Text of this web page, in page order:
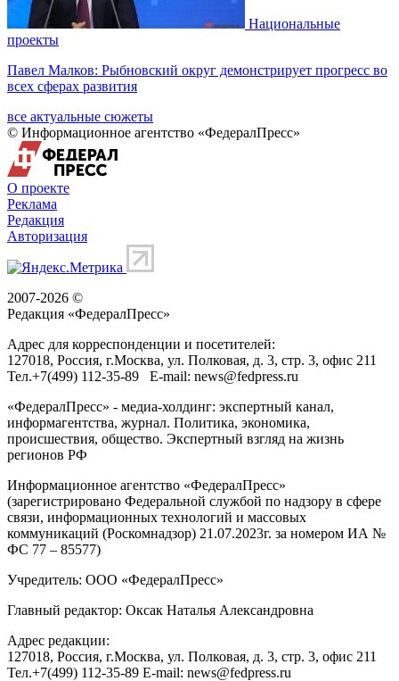
Национальные
проекты
Павел Малков: Рыбновский округ демонстрирует прогресс во
всех сферах развития
все актуальные сюжеты
© Информационное агентство «ФедералПресс»
О проекте
Реклама
Редакция
Авторизация
2007-2026 ©
Редакция «ФедералПресс»
Адрес для корреспонденции и посетителей:
127018, Россия, г.Москва, ул. Полковая, д. 3, стр. 3, офис 211
Тел.+7(499) 112-35-89 E-mail: news@fedpress.ru
«ФедералПресс» - медиа-холдинг: экспертный канал,
информагентства, журнал. Политика, экономика,
происшествия, общество. Экспертный взгляд на жизнь
регионов РФ
Информационное агентство «ФедералПресс»
(зарегистрировано Федеральной службой по надзору в сфере
связи, информационных технологий и массовых
коммуникаций (Роскомнадзор) 21.07.2023г. за номером ИА №
ФС 77 – 85577)
Учредитель: ООО «ФедералПресс»
Главный редактор: Оксак Наталья Александровна
Адрес редакции:
127018, Россия, г.Москва, ул. Полковая, д. 3, стр. 3, офис 211
Тел.+7(499) 112-35-89 E-mail: news@fedpress.ru